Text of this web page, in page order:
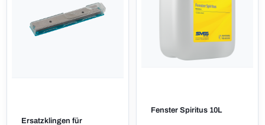
Ersatzklingen für
Fenster Spiritus 10L